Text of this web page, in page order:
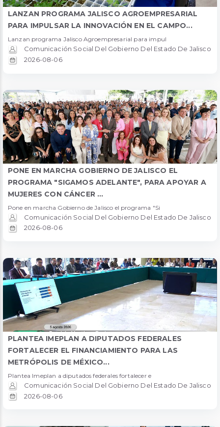
LANZAN PROGRAMA JALISCO AGROEMPRESARIAL
PARA IMPULSAR LA INNOVACIÓN EN EL CAMPO...
Lanzan programa Jalisco Agroempresarial para impul
Comunicación Social Del Gobierno Del Estado De Jalisco
2026-08-06
PONE EN MARCHA GOBIERNO DE JALISCO EL
PROGRAMA "SIGAMOS ADELANTE", PARA APOYAR A
MUJERES CON CÁNCER ...
Pone en marcha Gobierno de Jalisco el programa "Si
Comunicación Social Del Gobierno Del Estado De Jalisco
2026-08-06
PLANTEA IMEPLAN A DIPUTADOS FEDERALES
FORTALECER EL FINANCIAMIENTO PARA LAS
METRÓPOLIS DE MÉXICO...
Plantea Imeplan a diputados federales fortalecer e
Comunicación Social Del Gobierno Del Estado De Jalisco
2026-08-06